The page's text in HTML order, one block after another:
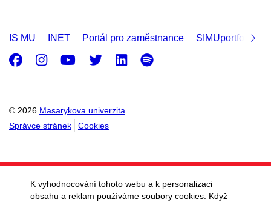
IS MU INET Portál pro zaměstnance SIMUportfolio
© 2026 Masarykova univerzita
Správce stránek
Cookies
Facebook
Instagram
Youtube
Twitter
LinkedIn
Spotify
K vyhodnocování tohoto webu a k personalizaci
obsahu a reklam používáme soubory cookies. Když